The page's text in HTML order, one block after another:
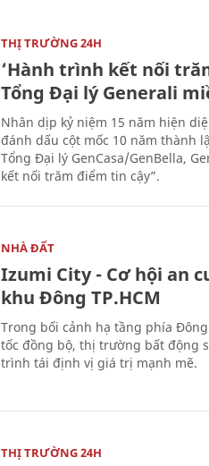
THỊ TRƯỜNG 24H
‘Hành trình kết nối
Tổng Đại lý Generali
Nhân dịp kỷ niệm 15 năm hiện
đánh dấu cột mốc 10 năm thành
Tổng Đại lý GenCasa/GenBella,
kết nối trăm điểm tin cậy”.
NHÀ ĐẤT
Izumi City - Cơ hội an
khu Đông TP.HCM
Trong bối cảnh hạ tầng phía
tốc đồng bộ, thị trường bất động
trình tái định vị giá trị mạnh mẽ.
THỊ TRƯỜNG 24H